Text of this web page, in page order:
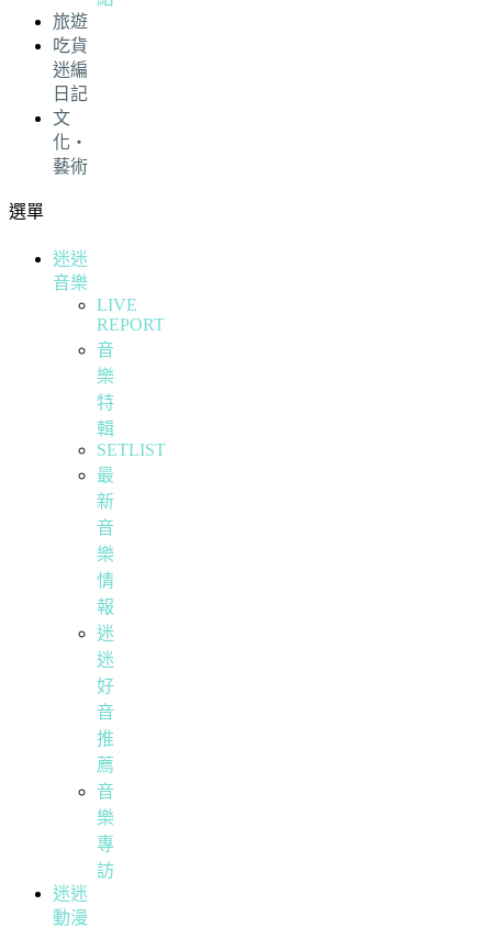
旅遊
吃貨
迷編
日記
文
化・
藝術
選單
迷迷
音樂
LIVE
REPORT
音
樂
特
輯
SETLIST
最
新
音
樂
情
報
迷
迷
好
音
推
薦
音
樂
專
訪
迷迷
動漫